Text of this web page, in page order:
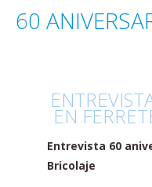
60
EN
Entrevista 60
Bricolaje